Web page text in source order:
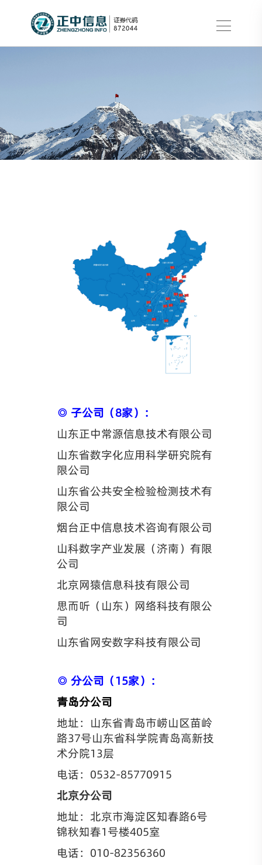
◎ 子公司（8家）：
山东正中常源信息技术有限公司
山东省数字化应用科学研究院有
限公司
山东省公共安全检验检测技术有
限公司
烟台正中信息技术咨询有限公司
山科数字产业发展（济南）有限
公司
北京网猿信息科技有限公司
思而听（山东）网络科技有限公
司
山东省网安数字科技有限公司
◎ 分公司（15家）：
青岛分公司
地址：山东省青岛市崂山区苗岭
路37号山东省科学院青岛高新技
术分院13层
电话：0532-85770915
北京分公司
地址：北京市海淀区知春路6号
锦秋知春1号楼405室
电话：010-82356360